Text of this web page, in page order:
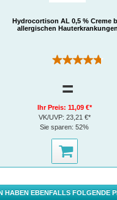
Hydrocortison AL 0,5 % Creme
allergischen Hauterkrankungen
(102)
=
Ihr Preis: 11,09 €*
VK/UVP: 23,21 €*
Sie sparen:52%
HABEN EBENFALLS FOLGENDE